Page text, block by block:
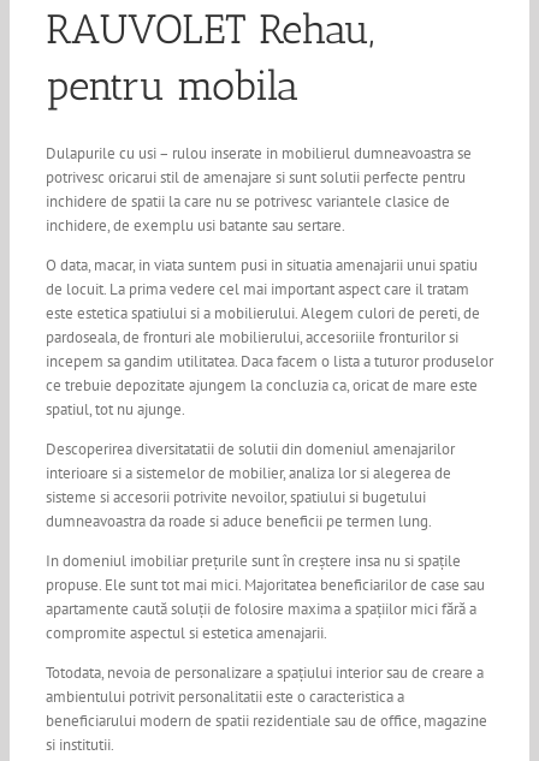
RAUVOLET Rehau,
pentru mobila
Dulapurile cu usi – rulou inserate in mobilierul dumneavoastra se
potrivesc oricarui stil de amenajare si sunt solutii perfecte pentru
inchidere de spatii la care nu se potrivesc variantele clasice de
inchidere, de exemplu usi batante sau sertare.
O data, macar, in viata suntem pusi in situatia amenajarii unui spatiu
de locuit. La prima vedere cel mai important aspect care il tratam
este estetica spatiului si a mobilierului. Alegem culori de pereti, de
pardoseala, de fronturi ale mobilierului, accesoriile fronturilor si
incepem sa gandim utilitatea. Daca facem o lista a tuturor produselor
ce trebuie depozitate ajungem la concluzia ca, oricat de mare este
spatiul, tot nu ajunge.
Descoperirea diversitatatii de solutii din domeniul amenajarilor
interioare si a sistemelor de mobilier, analiza lor si alegerea de
sisteme si accesorii potrivite nevoilor, spatiului si bugetului
dumneavoastra da roade si aduce beneficii pe termen lung.
In domeniul imobiliar prețurile sunt în creștere insa nu si spațile
propuse. Ele sunt tot mai mici. Majoritatea beneficiarilor de case sau
apartamente caută soluții de folosire maxima a spațiilor mici fără a
compromite aspectul si estetica amenajarii.
Totodata, nevoia de personalizare a spațiului interior sau de creare a
ambientului potrivit personalitatii este o caracteristica a
beneficiarului modern de spatii rezidentiale sau de office, magazine
si institutii.